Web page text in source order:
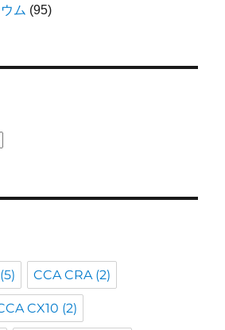
ム (95)
(5) CCA CRA(2)
CX10 (2)